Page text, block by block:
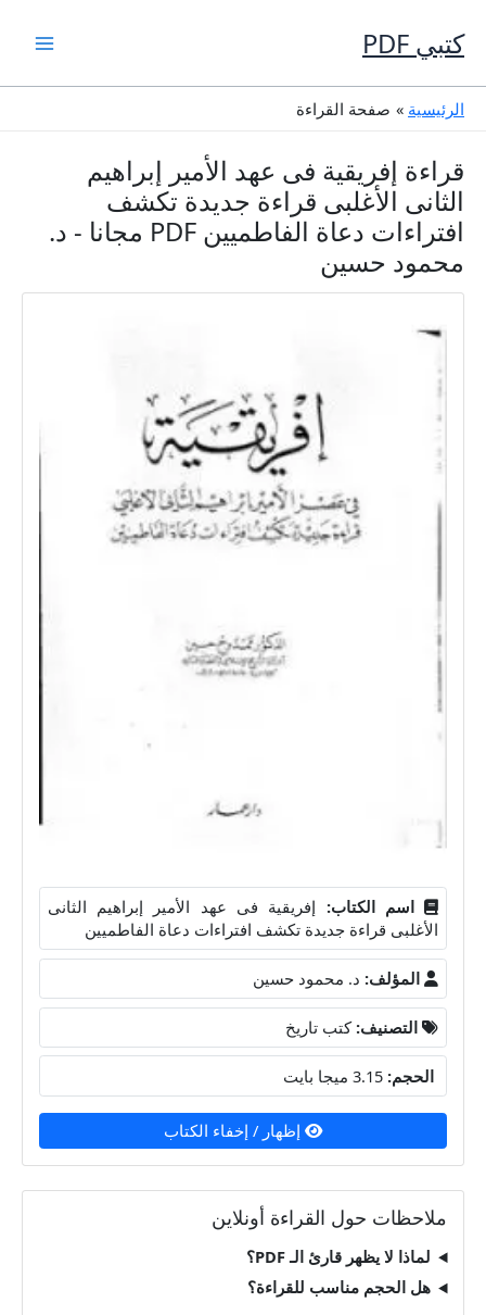
إلى
المحتوى
كتبي PDF
الرئيسية صفحة القراءة
قراءة إفريقية فى عهد الأمير إبراهيم
الثانى الأغلبى قراءة جديدة تكشف
افتراءات دعاة الفاطميين PDF مجانا - د.
محمود حسين
اسم الكتاب: إفريقية فى عهد الأمير إبراهيم الثانى
الأغلبى قراءة جديدة تكشف افتراءات دعاة الفاطميين
المؤلف: د. محمود حسين
التصنيف: كتب تاريخ
الحجم:
إظهار / إخفاء الكتاب
ملاحظات حول القراءة أونلاين
لماذا لا يظهر قارئ الـ PDF؟
هل الحجم مناسب للقراءة؟